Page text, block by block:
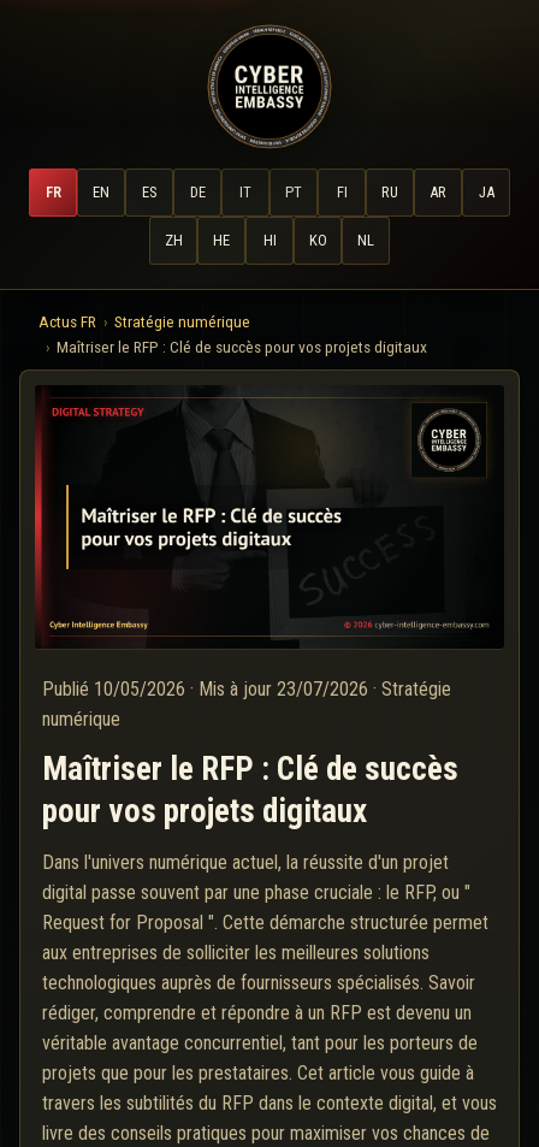
FR EN ES DE IT PT FI RU AR JA
ZH HE HI KO NL
Actus FR
Stratégie numérique
Maîtriser le RFP : Clé de succès pour vos projets digitaux
Publié 10/05/2026 · Mis à jour 23/07/2026 · Stratégie
numérique
Maîtriser le RFP : Clé de succès
pour vos projets digitaux
Dans l'univers numérique actuel, la réussite d'un projet
digital passe souvent par une phase cruciale : le RFP, ou "
Request for Proposal ". Cette démarche structurée permet
aux entreprises de solliciter les meilleures solutions
technologiques auprès de fournisseurs spécialisés. Savoir
rédiger, comprendre et répondre à un RFP est devenu un
véritable avantage concurrentiel, tant pour les porteurs de
projets que pour les prestataires. Cet article vous guide à
travers les subtilités du RFP dans le contexte digital, et vous
livre des conseils pratiques pour maximiser vos chances de